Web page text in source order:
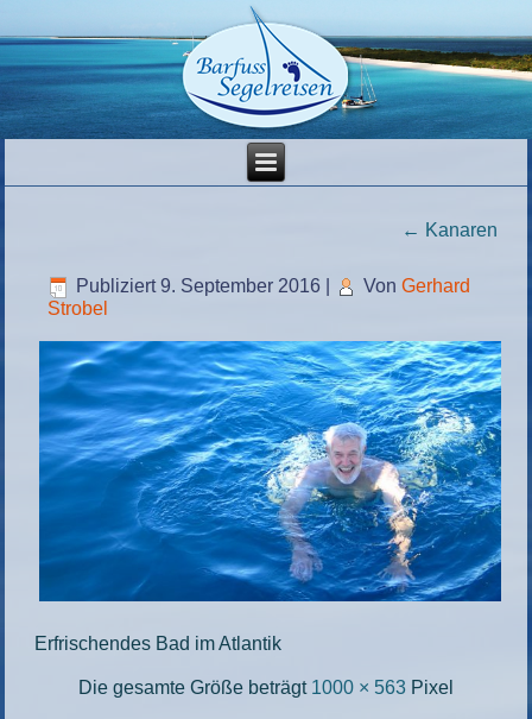
← Kanaren
Publiziert 9. September 2016 Von Gerhard
Strobel
Erfrischendes Bad im Atlantik
Die gesamte Größe beträgt 1000 × 563 Pixel